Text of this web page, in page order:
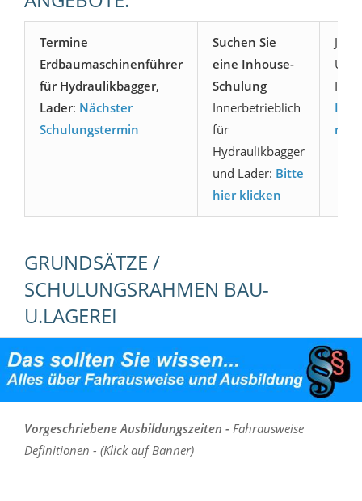
Termine
Erdbaumaschinenführer
für Hydraulikbagger,
Lader: Nächster
Schulungstermin
Suchen Sie
eine Inhouse-
Schulung
Innerbetrieblich
für
Hydraulikbagger
und Lader: Bitte
hier klicken
GRUNDSÄTZE /
SCHULUNGSRAHMEN BAU-
U.LAGEREI
Vorgeschriebene Ausbildungszeiten - Fahrausweise
Definitionen - (Klick auf Banner)